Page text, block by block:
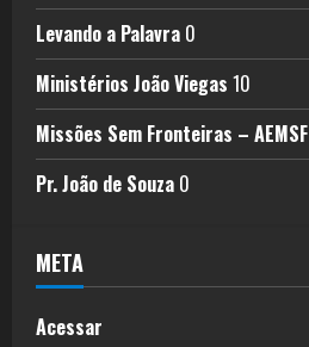
Levando a Palavra 0
Ministérios João Viegas 10
Missões Sem Fronteiras – AEMSF
Pr. João de Souza 0
META
Acessar